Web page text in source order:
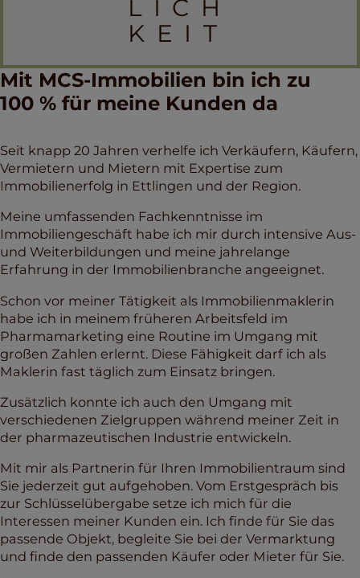
LICH
KEIT
Mit MCS-Immobilien bin ich zu
100 % für meine Kunden da
Seit knapp 20 Jahren verhelfe ich Verkäufern, Käufern,
Vermietern und Mietern mit Expertise zum
Immobilienerfolg in Ettlingen und der Region.
Meine umfassenden Fachkenntnisse im
Immobiliengeschäft habe ich mir durch intensive Aus-
und Weiterbildungen und meine jahrelange
Erfahrung in der Immobilienbranche angeeignet.
Schon vor meiner Tätigkeit als Immobilienmaklerin
habe ich in meinem früheren Arbeitsfeld im
Pharmamarketing eine Routine im Umgang mit
großen Zahlen erlernt. Diese Fähigkeit darf ich als
Maklerin fast täglich zum Einsatz bringen.
Zusätzlich konnte ich auch den Umgang mit
verschiedenen Zielgruppen während meiner Zeit in
der pharmazeutischen Industrie entwickeln.
Mit mir als Partnerin für Ihren Immobilientraum sind
Sie jederzeit gut aufgehoben. Vom Erstgespräch bis
zur Schlüsselübergabe setze ich mich für die
Interessen meiner Kunden ein. Ich finde für Sie das
passende Objekt, begleite Sie bei der Vermarktung
und finde den passenden Käufer oder Mieter für Sie.